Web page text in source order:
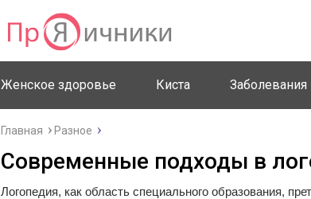
Женское здоровье Киста Заболевания
Главная Разное
Современные подходы в
Логопедия, как область специального образования,